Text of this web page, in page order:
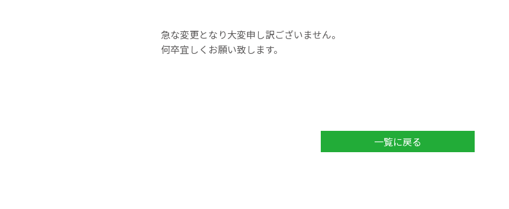
急な変更となり大変申し訳ございません。
何卒宜しくお願い致します。
一覧に戻る